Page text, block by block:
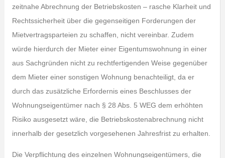
zeitnahe Abrechnung der Betriebskosten – rasche Klarheit und
Rechtssicherheit über die gegenseitigen Forderungen der
Mietvertragsparteien zu schaffen, nicht vereinbar. Zudem
würde hierdurch der Mieter einer Eigentumswohnung in einer
aus Sachgründen nicht zu rechtfertigenden Weise gegenüber
dem Mieter einer sonstigen Wohnung benachteiligt, da er
durch das zusätzliche Erfordernis eines Beschlusses der
Wohnungseigentümer nach § 28 Abs. 5 WEG dem erhöhten
Risiko ausgesetzt wäre, die Betriebskostenabrechnung nicht
innerhalb der gesetzlich vorgesehenen Jahresfrist zu erhalten.
Die Verpflichtung des einzelnen Wohnungseigentümers, die